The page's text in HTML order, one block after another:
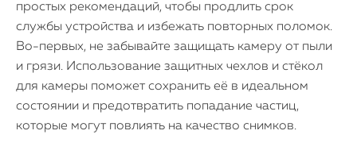
простых рекомендаций, чтобы продлить срок
службы устройства и избежать повторных поломок.
Во-первых, не забывайте защищать камеру от пыли
и грязи. Использование защитных чехлов и стёкол
для камеры поможет сохранить её в идеальном
состоянии и предотвратить попадание частиц,
которые могут повлиять на качество снимков.